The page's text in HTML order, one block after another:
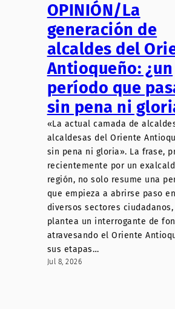
OPINIÓN/La
generación de
alcaldes del
Antioqueño: ¿un
período que
sin pena ni
«La actual camada de
alcaldesas del Oriente
sin pena ni gloria». La frase,
recientemente por un
región, no solo resume una
que empieza a abrirse paso
diversos sectores
plantea un interrogante de
atravesando el Oriente
sus etapas…
Jul 8, 2026